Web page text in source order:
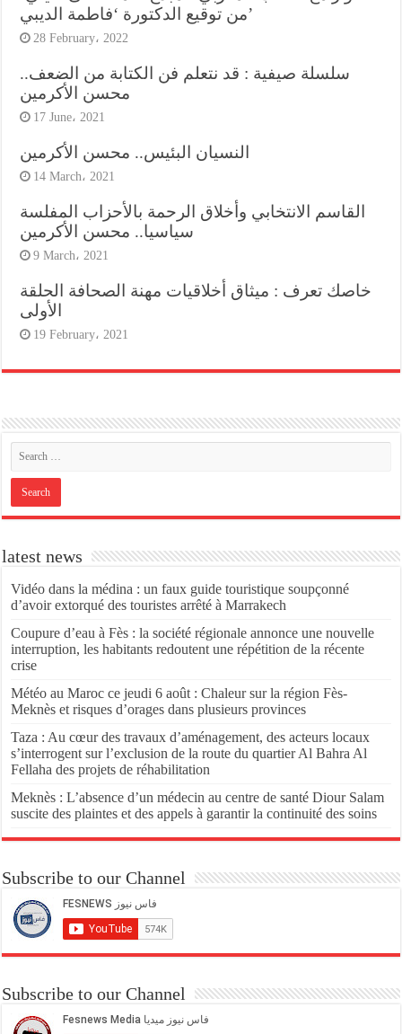
من توقيع الدكتورة ‘فاطمة الديبي’
28 February، 2022
سلسلة صيفية : قد نتعلم فن الكتابة من الضعف..
محسن الأكرمين
17 June، 2021
النسيان البئيس.. محسن الأكرمين
14 March، 2021
القاسم الانتخابي وأخلاق الرحمة بالأحزاب المفلسة
سياسيا.. محسن الأكرمين
9 March، 2021
خاصك تعرف : ميثاق أخلاقيات مهنة الصحافة الحلقة
الأولى
19 February، 2021
latest news
Vidéo dans la médina : un faux guide touristique soupçonné
d’avoir extorqué des touristes arrêté à Marrakech
Coupure d’eau à Fès : la société régionale annonce une nouvelle
interruption, les habitants redoutent une répétition de la récente
crise
Météo au Maroc ce jeudi 6 août : Chaleur sur la région Fès-
Meknès et risques d’orages dans plusieurs provinces
Taza : Au cœur des travaux d’aménagement, des acteurs locaux
s’interrogent sur l’exclusion de la route du quartier Al Bahra Al
Fellaha des projets de réhabilitation
Meknès : L’absence d’un médecin au centre de santé Diour Salam
suscite des plaintes et des appels à garantir la continuité des soins
Subscribe to our Channel
Subscribe to our Channel